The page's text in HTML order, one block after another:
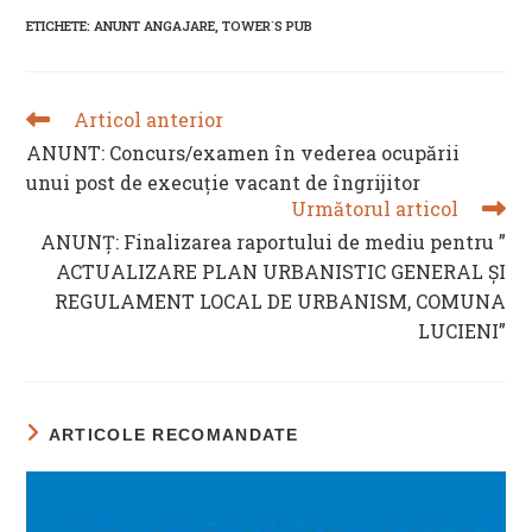
windowwindowwindow
ETICHETE:ANUNT ANGAJARE, TOWER`S PUB
READ
ARTICLES
Articol anterior
ANUNT: Concurs/examen în vederea ocupării
unui post de execuție vacant de îngrijitor
Următorul articol
ANUNȚ: Finalizarea raportului de mediu pentru ”
ACTUALIZARE PLAN URBANISTIC GENERAL ȘI
REGULAMENT LOCAL DE URBANISM, COMUNA
LUCIENI”
ARTICOLE RECOMANDATE